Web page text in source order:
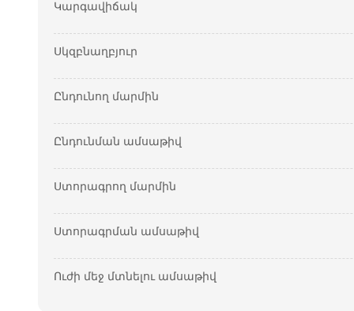
Կարգավիճակ
Սկզբնաղբյուր
Ընդունող մարմին
Ընդունման ամսաթիվ
Ստորագրող մարմին
Ստորագրման ամսաթիվ
Ուժի մեջ մտնելու ամսաթիվ